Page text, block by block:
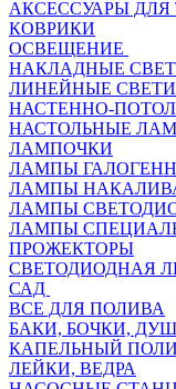
АКСЕССУАРЫ ДЛЯ
КОВРИКИ
ОСВЕЩЕНИЕ
НАКЛАДНЫЕ
ЛИНЕЙНЫЕ
НАСТЕННО-
НАСТОЛЬНЫЕ
ЛАМПОЧКИ
ЛАМПЫ
ЛАМПЫ
ЛАМПЫ
ЛАМПЫ
ПРОЖЕКТОРЫ
СВЕТОДИОДНАЯ
САД
ВСЕ ДЛЯ ПОЛИВА
БАКИ, БОЧКИ,
КАПЕЛЬНЫЙ
ЛЕЙКИ, ВЕДРА